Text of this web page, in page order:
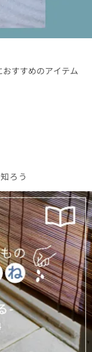
すすめのアイテム
ろう